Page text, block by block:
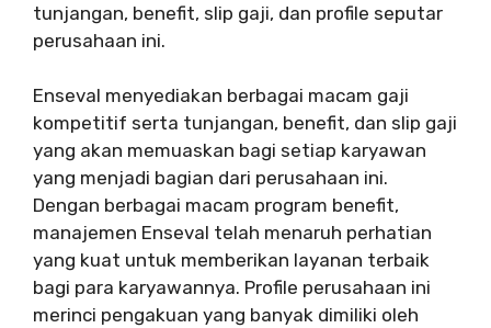
tunjangan, benefit, slip gaji, dan profile seputar
perusahaan ini.
Enseval menyediakan berbagai macam gaji
kompetitif serta tunjangan, benefit, dan slip gaji
yang akan memuaskan bagi setiap karyawan
yang menjadi bagian dari perusahaan ini.
Dengan berbagai macam program benefit,
manajemen Enseval telah menaruh perhatian
yang kuat untuk memberikan layanan terbaik
bagi para karyawannya. Profile perusahaan ini
merinci pengakuan yang banyak dimiliki oleh